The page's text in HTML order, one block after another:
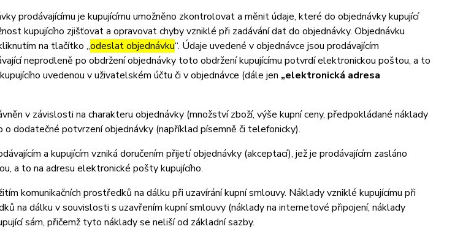
prodávajícímu je kupujícímu umožněno zkontrolovat a měnit údaje, které do objednávky kupující
kupujícího zjišťovat a opravovat chyby vzniklé při zadávání dat do objednávky. Objednávku
na tlačítko „odeslat objednávku“. Údaje uvedené v objednávce jsou prodávajícím
neprodleně po obdržení objednávky toto obdržení kupujícímu potvrdí elektronickou poštou, a to
uvedenou v uživatelském účtu či v objednávce (dále jen „elektronická adresa
v závislosti na charakteru objednávky (množství zboží, výše kupní ceny, předpokládané náklady
o dodatečné potvrzení objednávky (například písemně či telefonicky).
a kupujícím vzniká doručením přijetí objednávky (akceptací), jež je prodávajícím zasláno
a to na adresu elektronické pošty kupujícího.
komunikačních prostředků na dálku při uzavírání kupní smlouvy. Náklady vzniklé kupujícímu při
na dálku v souvislosti s uzavřením kupní smlouvy (náklady na internetové připojení, náklady
sám, přičemž tyto náklady se neliší od základní sazby.